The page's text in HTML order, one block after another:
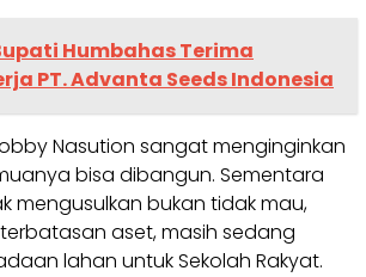
Humbahas Terima
PT. Advanta Seeds Indonesia
Nasution sangat menginginkan
bisa dibangun. Sementara
mengusulkan bukan tidak mau,
aset, masih sedang
lahan untuk Sekolah Rakyat.